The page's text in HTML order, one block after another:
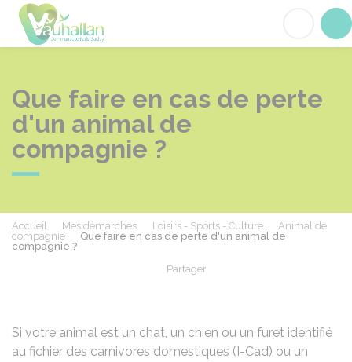
Que faire en cas de perte
d'un animal de
compagnie ?
Accueil Mes démarches Loisirs - Sports - Culture
Animal de
compagnie
Que faire en cas de perte d'un animal de
compagnie ?
Partager
Si votre animal est un chat, un chien ou un furet identifié
au fichier des carnivores domestiques (I-Cad) ou un